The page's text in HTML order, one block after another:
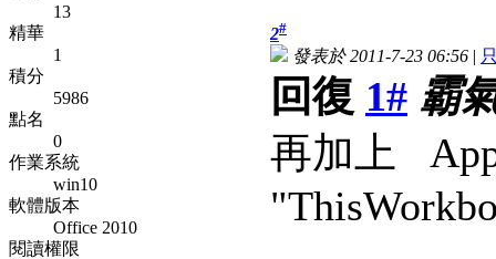
13
精華
1
積分
5986
點名
0
作業系統
win10
軟體版本
Office 2010
閱讀權限
2#
發表於 2011-7-23 06:56 |
回復 1# 霸
再加上